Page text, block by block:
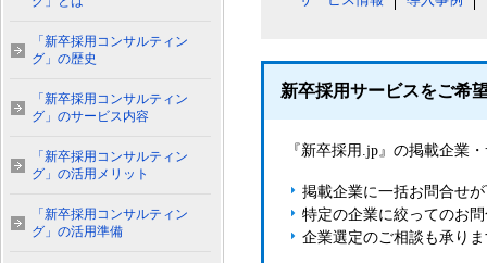
新卒採用サービスをご希
『新卒採用.jp』の掲載企業
掲載企業に一括お問合せ
特定の企業に絞ってのお
企業選定のご相談も承り
「新卒採用コンサルティン
グ」の歴史
「新卒採用コンサルティン
グ」のサービス内容
「新卒採用コンサルティン
グ」の活用メリット
「新卒採用コンサルティン
グ」の活用準備